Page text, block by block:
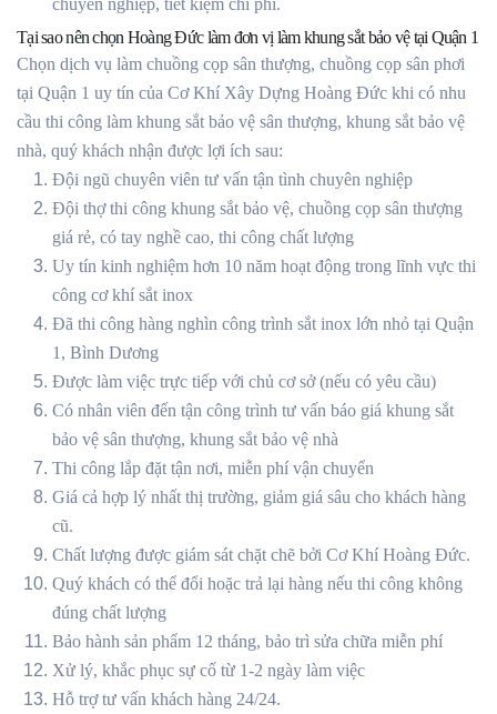
chuyên nghiệp, tiết kiệm chi phí.
Tại sao nên chọn Hoàng Đức làm đơn vị làm khung sắt bảo vệ tại Quận 1
Chọn dịch vụ làm chuồng cọp sân thượng, chuồng cọp sân phơi
tại Quận 1 uy tín của Cơ Khí Xây Dựng Hoàng Đức khi có nhu
cầu thi công làm khung sắt bảo vệ sân thượng, khung sắt bảo vệ
nhà, quý khách nhận được lợi ích sau:
Đội ngũ chuyên viên tư vấn tận tình chuyên nghiệp
Đội thợ thi công khung sắt bảo vệ, chuồng cọp sân thượng
giá rẻ, có tay nghề cao, thi công chất lượng
Uy tín kinh nghiệm hơn 10 năm hoạt động trong lĩnh vực thi
công cơ khí sắt inox
Đã thi công hàng nghìn công trình sắt inox lớn nhỏ tại Quận
1, Bình Dương
Được làm việc trực tiếp với chủ cơ sở (nếu có yêu cầu)
Có nhân viên đến tận công trình tư vấn báo giá khung sắt
bảo vệ sân thượng, khung sắt bảo vệ nhà
Thi công lắp đặt tận nơi, miễn phí vận chuyển
Giá cả hợp lý nhất thị trường, giảm giá sâu cho khách hàng
cũ.
Chất lượng được giám sát chặt chẽ bởi Cơ Khí Hoàng Đức.
Quý khách có thể đổi hoặc trả lại hàng nếu thi công không
đúng chất lượng
Bảo hành sản phẩm 12 tháng, bảo trì sửa chữa miễn phí
Xử lý, khắc phục sự cố từ 1-2 ngày làm việc
Hỗ trợ tư vấn khách hàng 24/24.